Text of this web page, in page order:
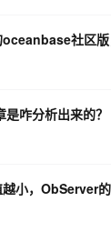
咋分析出来的？
小，ObServer的